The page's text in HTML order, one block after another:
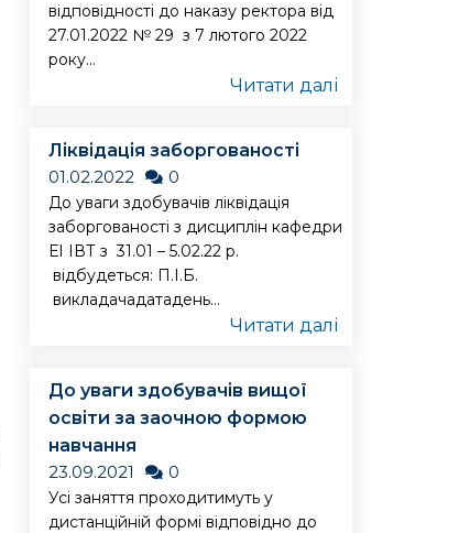
відповідності до наказу ректора від
27.01.2022 № 29 з 7 лютого 2022
року...
Читати далі
Ліквідація заборгованості
01.02.2022
0
До уваги здобувачів ліквідація
заборгованості з дисциплін кафедри
ЕІ ІВТ з 31.01 – 5.02.22 р.
відбудеться: П.І.Б.
викладачадатадень...
Читати далі
До уваги здобувачів вищої
освіти за заочною формою
навчання
23.09.2021
0
Усі заняття проходитимуть у
дистанційній формі відповідно до